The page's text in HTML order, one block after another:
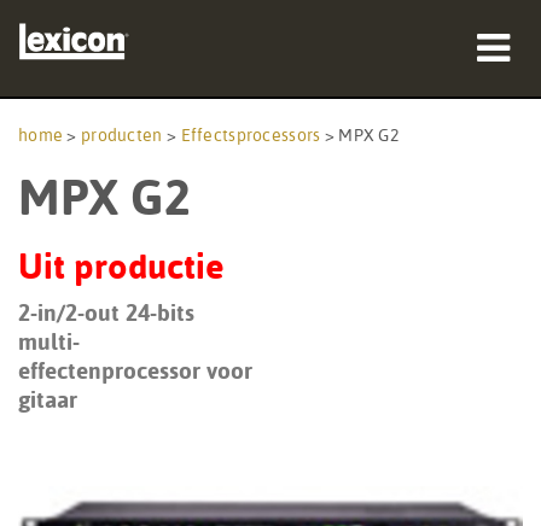
waar te kopen
Case studies
training
ondersteuning
home > producten > Effectsprocessors > MPX G2
MPX G2
Uit productie
2-in/2-out 24-bits
multi-
effectenprocessor voor
gitaar